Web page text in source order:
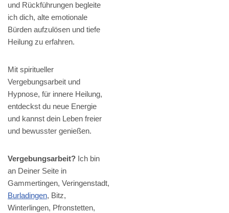
und Rückführungen begleite
ich dich, alte emotionale
Bürden aufzulösen und tiefe
Heilung zu erfahren.
Mit spiritueller
Vergebungsarbeit und
Hypnose, für innere Heilung,
entdeckst du neue Energie
und kannst dein Leben freier
und bewusster genießen.
Vergebungsarbeit? Ich bin
an Deiner Seite in
Gammertingen, Veringenstadt,
Burladingen, Bitz,
Winterlingen, Pfronstetten,